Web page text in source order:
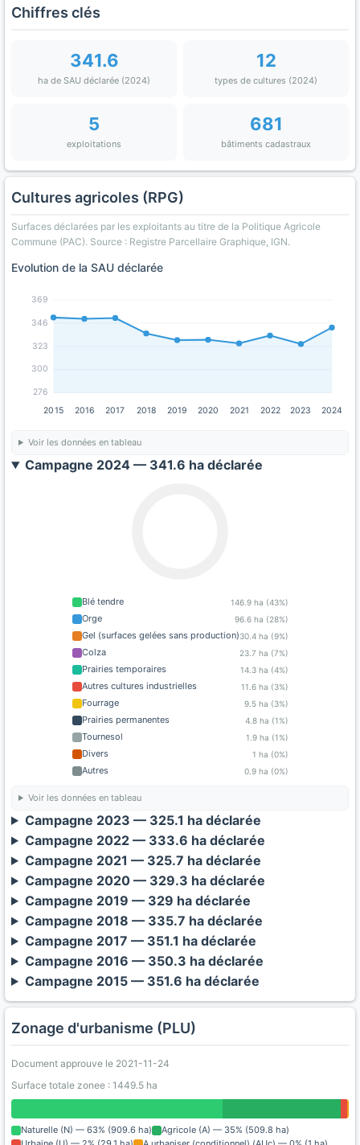
Chiffres clés
341.6
ha de SAU déclarée (2024)
12
types de cultures (2024)
5
exploitations
681
bâtiments cadastraux
Cultures agricoles (RPG)
Surfaces déclarées par les exploitants au titre de la Politique Agricole
Commune (PAC). Source : Registre Parcellaire Graphique, IGN.
Evolution de la SAU déclarée
276
300
323
346
369
2015 2016 2017 2018 2019 2020 2021 2022 2023 2024
Voir les données en tableau
Campagne 2024 — 341.6 ha déclarée
Blé tendre 146.9 ha (43%)
Orge 96.6 ha (28%)
Gel (surfaces gelées sans production)30.4 ha (9%)
Colza 23.7 ha (7%)
Prairies temporaires 14.3 ha (4%)
Autres cultures industrielles 11.6 ha (3%)
Fourrage 9.5 ha (3%)
Prairies permanentes 4.8 ha (1%)
Tournesol 1.9 ha (1%)
Divers 1 ha (0%)
Autres 0.9 ha (0%)
Voir les données en tableau
Campagne 2023 — 325.1 ha déclarée
Campagne 2022 — 333.6 ha déclarée
Campagne 2021 — 325.7 ha déclarée
Campagne 2020 — 329.3 ha déclarée
Campagne 2019 — 329 ha déclarée
Campagne 2018 — 335.7 ha déclarée
Campagne 2017 — 351.1 ha déclarée
Campagne 2016 — 350.3 ha déclarée
Campagne 2015 — 351.6 ha déclarée
Zonage d'urbanisme (PLU)
Document approuve le 2021-11-24
Surface totale zonee : 1449.5 ha
Naturelle (N) — 63% (909.6 ha)
Agricole (A) — 35% (509.8 ha)